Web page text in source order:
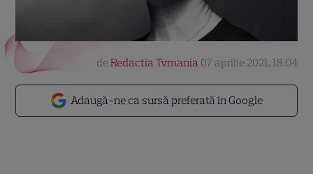
Adaugă-ne ca sursă preferată în Google
deRedactia Tvmania 07 aprilie 2021, 18:04